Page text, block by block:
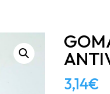
3,14€